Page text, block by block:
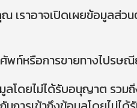
เราอาจเปิดเผยข้อมูลส่ว
พท์หรือการขายทางไปรษ
ลโดยไม่ได้รับอนุญาต รวม